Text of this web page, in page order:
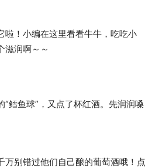
啦！小编在这里看看牛牛，吃吃小
滋润啊～～
“鳕鱼球”，又点了杯红酒。先润润嗓
万别错过他们自己酿的葡萄酒哦！点